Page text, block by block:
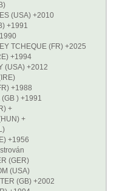
(USA) +2010
+1991
TCHEQUE (FR) +2025
+1994
(USA) +2012
+1988
(GB ) +1991
+
+
+1956
(GER)
(USA)
(GB) +2002